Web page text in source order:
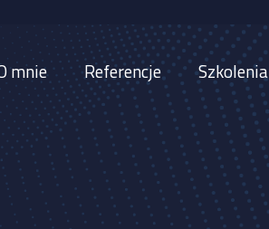
mnie Referencje Szkolenia